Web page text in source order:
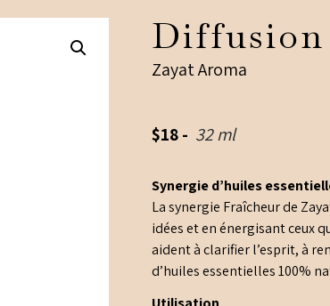
Zayat Aroma
$18- 32 ml
Synergie d’huiles
La synergie Fraîcheur de
idées et en énergisant ceux
aident à clarifier l’esprit, à
d’huiles essentielles 100%